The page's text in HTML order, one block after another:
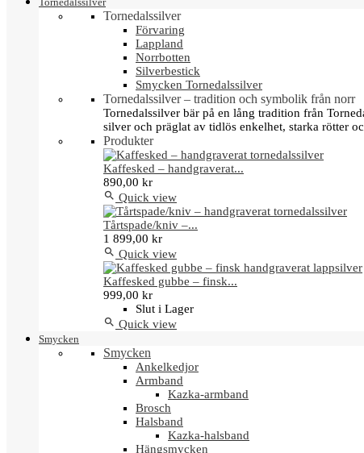
Tornedalssilver
Förvaring
Lappland
Norrbotten
Silverbestick
Smycken Tornedalssilver
Tornedalssilver – tradition och symbolik från norr
Tornedalssilver bär på en lång tradition från
silver och präglat av tidlös enkelhet, starka rötter
Produkter
Kaffesked – handgraverat...
890,00 kr
 Quick view
Tårtspade/kniv –...
1 899,00 kr
 Quick view
Kaffesked gubbe – finsk...
999,00 kr
Slut i Lager
 Quick view
Smycken
Smycken
Ankelkedjor
Armband
Kazka-armband
Brosch
Halsband
Kazka-halsband
Hängsmycken